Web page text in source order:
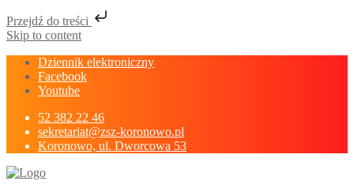
Przejdź do treści
Skip to content
Dziennik elektroniczny
Facebook
Youtube
52 382 22 46
sekretariat@zsz-koronowo.pl
Koronowo, ul. Dworcowa 53